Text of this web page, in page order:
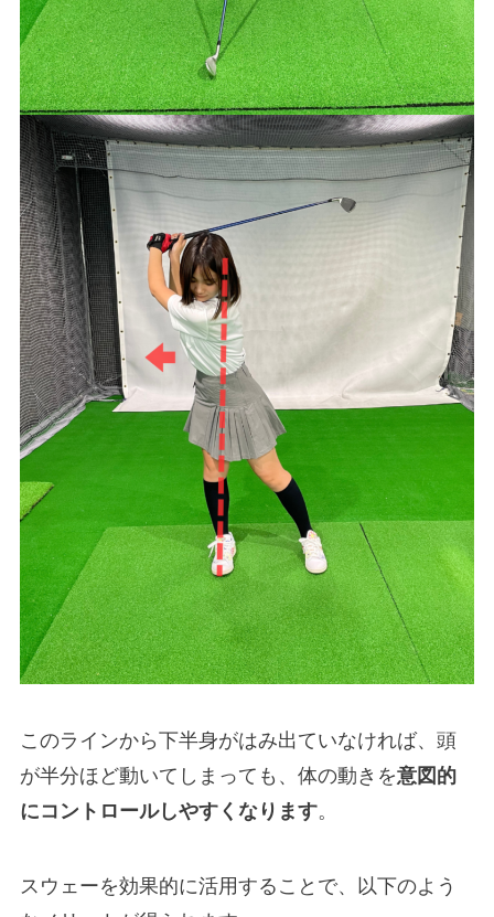
このラインから下半身がはみ出ていなければ、頭
が半分ほど動いてしまっても、体の動きを意図的
にコントロールしやすくなります。
スウェーを効果的に活用することで、以下のよう